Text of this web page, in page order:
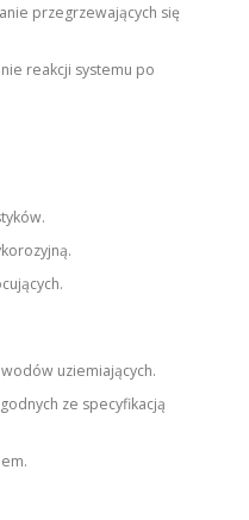
przegrzewających się
reakcji systemu po
uziemiających.
ze specyfikacją